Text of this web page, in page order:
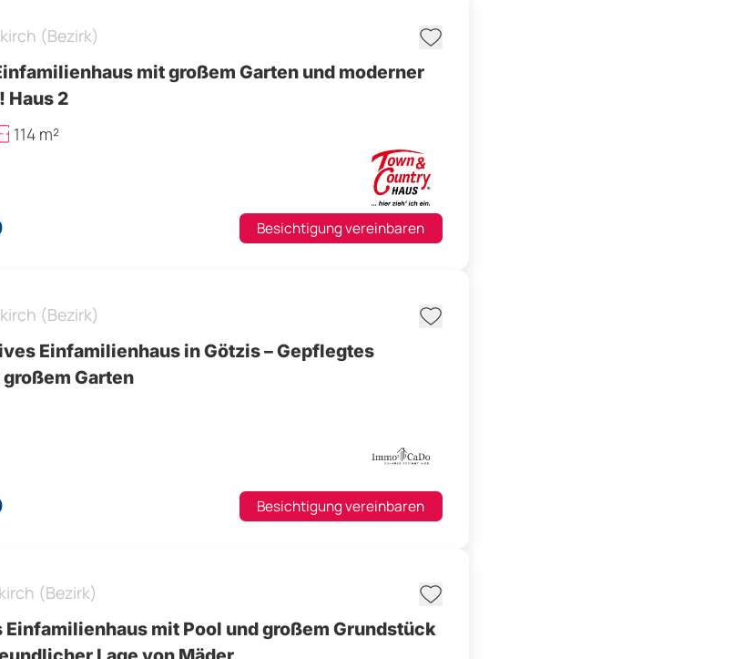
(Bezirk)
mit großem Garten und moderner
Haus 2
114 m²
Besichtigung vereinbaren
(Bezirk)
Einfamilienhaus in Götzis – Gepflegtes
Garten
Besichtigung vereinbaren
(Bezirk)
Einfamilienhaus mit Pool und großem Grundstück